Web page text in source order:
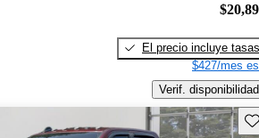
El precio incluye tasas
$427/mes
Verif. disponibilidad